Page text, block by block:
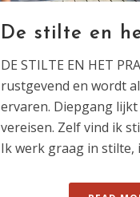
De stilte en
DE STILTE EN HET
rustgevend en wordt
ervaren. Diepgang
vereisen. Zelf vind ik
Ik werk graag in stilte,